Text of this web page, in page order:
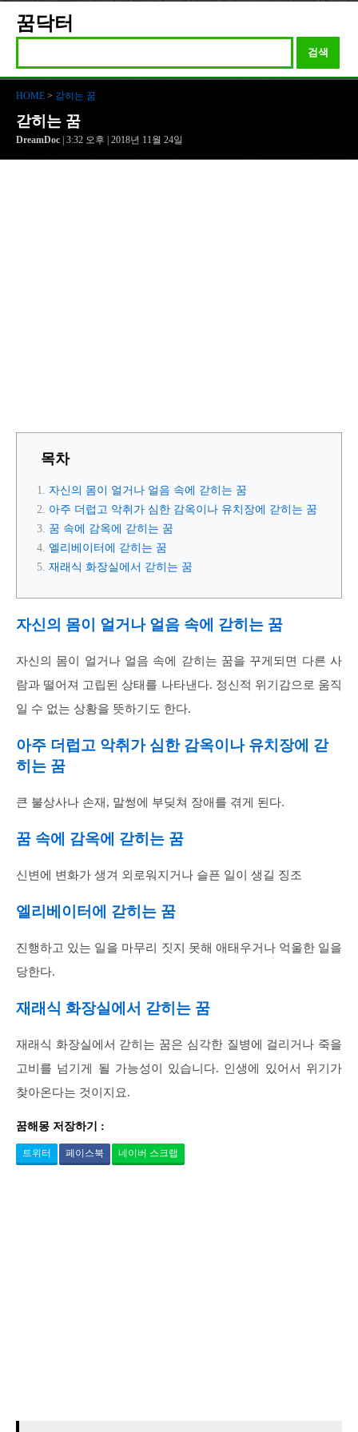
꿈닥터
검색
HOME > 갇히는 꿈
갇히는 꿈
DreamDoc | 3:32 오후 | 2018년 11월 24일
목차
자신의 몸이 얼거나 얼음 속에 갇히는 꿈
아주 더럽고 악취가 심한 감옥이나 유치장에 갇히는 꿈
꿈 속에 감옥에 갇히는 꿈
엘리베이터에 갇히는 꿈
재래식 화장실에서 갇히는 꿈
자신의 몸이 얼거나 얼음 속에 갇히는 꿈
자신의 몸이 얼거나 얼음 속에 갇히는 꿈을 꾸게되면 다른 사
람과 떨어져 고립된 상태를 나타낸다. 정신적 위기감으로 움직
일 수 없는 상황을 뜻하기도 한다.
아주 더럽고 악취가 심한 감옥이나 유치장에 갇
히는 꿈
큰 불상사나 손재, 말썽에 부딪쳐 장애를 겪게 된다.
꿈 속에 감옥에 갇히는 꿈
신변에 변화가 생겨 외로워지거나 슬픈 일이 생길 징조
엘리베이터에 갇히는 꿈
진행하고 있는 일을 마무리 짓지 못해 애태우거나 억울한 일을
당한다.
재래식 화장실에서 갇히는 꿈
재래식 화장실에서 갇히는 꿈은 심각한 질병에 걸리거나 죽을
고비를 넘기게 될 가능성이 있습니다. 인생에 있어서 위기가
찾아온다는 것이지요.
꿈해몽 저장하기 :
트위터 페이스북 네이버 스크랩